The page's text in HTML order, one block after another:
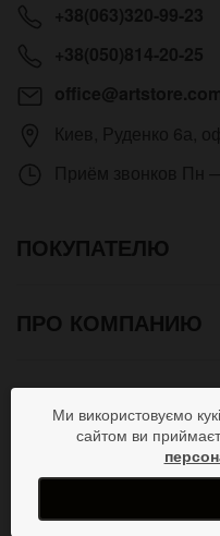
ПОКУПАТЕЛЮ
ПРО КОМПАНИЮ
СПОСОБЫ
Ми використовуємо
сайтом ви